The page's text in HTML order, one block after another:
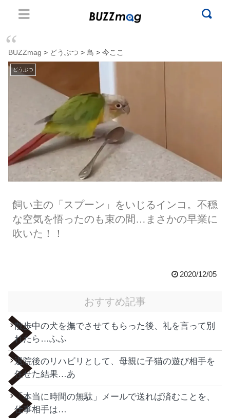
BUZZmag > どうぶつ > 鳥 > 今ここ
どうぶつ
飼い主の「スプーン」をいじるインコ。不穏
な空気を悟ったのも束の間…まさかの早業に
吹いた！！
2020/12/05
おすすめ記事
散歩中の犬を撫でさせてもらった後、礼を言って別
れたら…ふふ
退院後のリハビリとして、母親に子猫の遊び相手を
任せた結果…あ
「本当に時間の無駄」メールで送れば済むことを、
仕事相手は…